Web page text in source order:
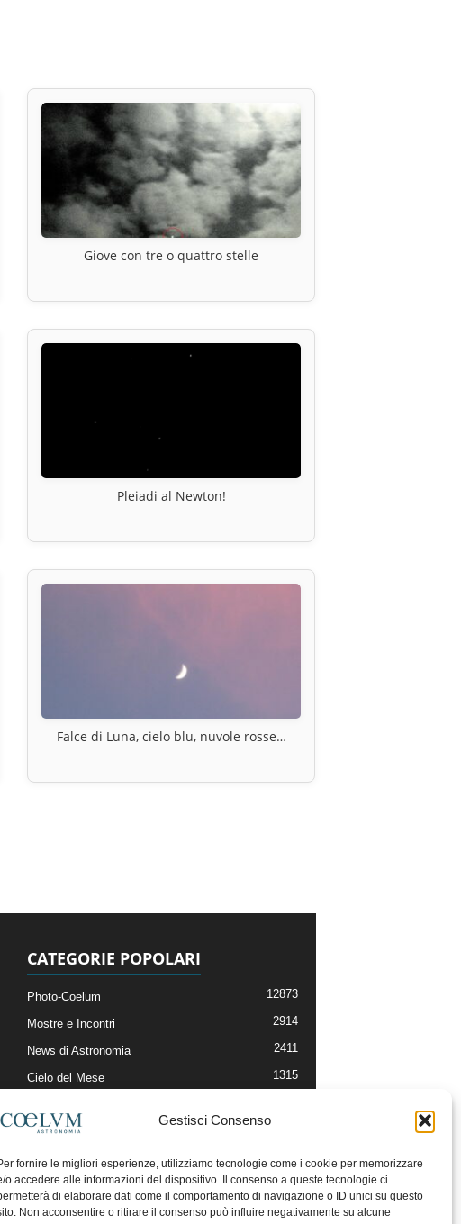
Gestisci Consenso
fornire le migliori esperienze, utilizziamo tecnologie come i cookie per memorizzare
o accedere alle informazioni del dispositivo. Il consenso a queste tecnologie ci
di elaborare dati come il comportamento di navigazione o ID unici su questo
Non acconsentire o ritirare il consenso può influire negativamente su alcune
Giove con tre o quattro stelle
Pleiadi al Newton!
Falce di Luna, cielo blu, nuvole rosse…
CATEGORIE POPOLARI
Photo-Coelum 12873
Mostre e Incontri 2914
News di Astronomia 2411
Cielo del Mese 1315
Articoli e Risorse On-Line
Il Blog della Redazione